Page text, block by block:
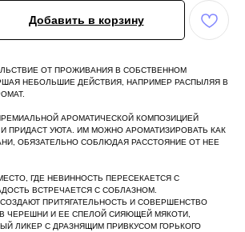
Добавить в корзину
ОТ ПРОЖИВАНИЯ В СОБСТВЕННОМ
НЕБОЛЬШИЕ ДЕЙСТВИЯ, НАПРИМЕР РАСПЫЛЯЯ В
АРОМАТИЧЕСКОЙ КОМПОЗИЦИЕЙ
ПРИДАСТ УЮТА. ИМ МОЖНО АРОМАТИЗИРОВАТЬ КАК
ОБЯЗАТЕЛЬНО СОБЛЮДАЯ РАССТОЯНИЕ ОТ НЕЕ
ГДЕ НЕВИННОСТЬ ПЕРЕСЕКАЕТСЯ С
ВСТРЕЧАЕТСЯ С СОБЛАЗНОМ.
ПРИТЯГАТЕЛЬНОСТЬ И СОВЕРШЕНСТВО
ЧЕРЕШНИ И ЕЕ СПЕЛОЙ СИЯЮЩЕЙ МЯКОТИ,
ЛИКЕР С ДРАЗНЯЩИМ ПРИВКУСОМ ГОРЬКОГО